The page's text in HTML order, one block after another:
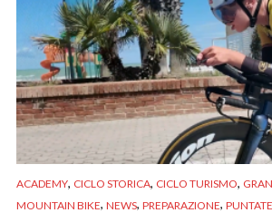
ACADEMY, CICLO STORICA, CICLO TURISMO,
MOUNTAIN BIKE, NEWS, PREPARAZIONE, PUNTATE